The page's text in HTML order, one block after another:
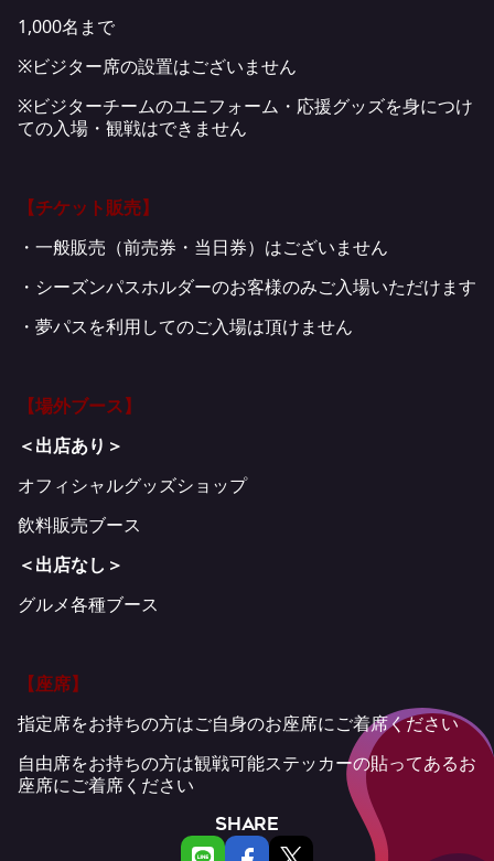
1,000名まで
※ビジター席の設置はございません
※ビジターチームのユニフォーム・応援グッズを身につけ
ての入場・観戦はできません
【チケット販売】
・一般販売（前売券・当日券）はございません
・シーズンパスホルダーのお客様のみご入場いただけます
・夢パスを利用してのご入場は頂けません
【場外ブース】
＜出店あり＞
オフィシャルグッズショップ
飲料販売ブース
＜出店なし＞
グルメ各種ブース
【座席】
指定席をお持ちの方はご自身のお座席にご着席ください
自由席をお持ちの方は観戦可能ステッカーの貼ってあるお
座席にご着席ください
SHARE